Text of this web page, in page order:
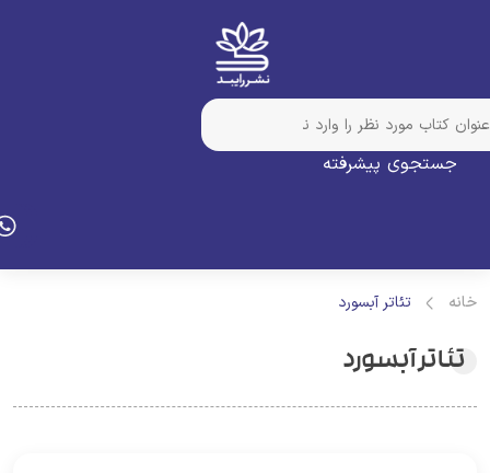
جستجوی پیشرفته
تئاتر آبسورد
تئاتر آبسورد